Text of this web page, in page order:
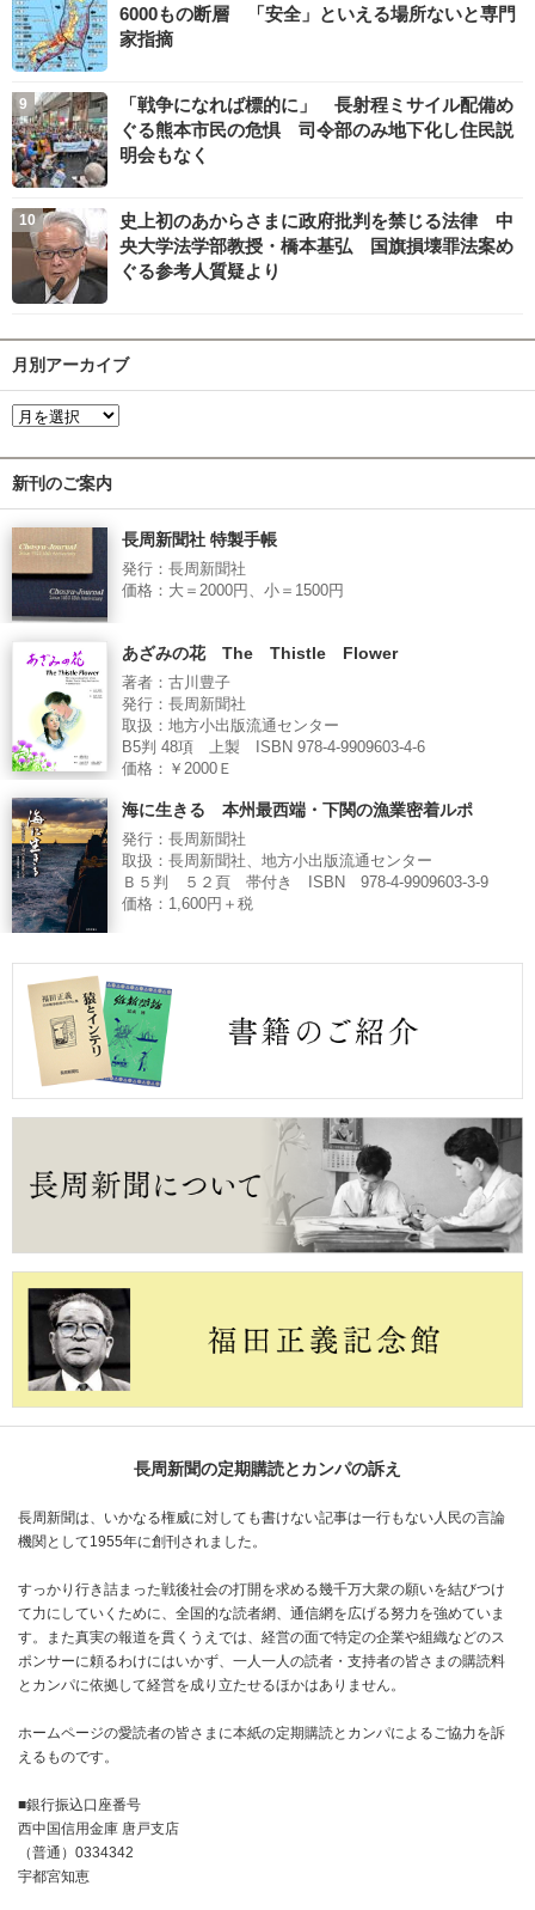
6000もの断層 「安全」といえる場所ないと専門
家指摘
「戦争になれば標的に」 長射程ミサイル配備め
ぐる熊本市民の危惧 司令部のみ地下化し住民説
明会もなく
史上初のあからさまに政府批判を禁じる法律 中
央大学法学部教授・橋本基弘 国旗損壊罪法案め
ぐる参考人質疑より
月別アーカイブ
新刊のご案内
長周新聞社 特製手帳
発行：長周新聞社
価格：大＝2000円、小＝1500円
あざみの花 The Thistle Flower
著者：古川豊子
発行：長周新聞社
取扱：地方小出版流通センター
B5判 48項 上製 ISBN 978-4-9909603-4-6
価格：￥2000Ｅ
海に生きる 本州最西端・下関の漁業密着ルポ
発行：長周新聞社
取扱：長周新聞社、地方小出版流通センター
Ｂ５判 ５２頁 帯付き ISBN 978-4-9909603-3-9
価格：1,600円＋税
長周新聞の定期購読とカンパの訴え
長周新聞は、いかなる権威に対しても書けない記事は一行もない人民の言論
機関として1955年に創刊されました。
すっかり行き詰まった戦後社会の打開を求める幾千万大衆の願いを結びつけ
て力にしていくために、全国的な読者網、通信網を広げる努力を強めていま
す。また真実の報道を貫くうえでは、経営の面で特定の企業や組織などのス
ポンサーに頼るわけにはいかず、一人一人の読者・支持者の皆さまの購読料
とカンパに依拠して経営を成り立たせるほかはありません。
ホームページの愛読者の皆さまに本紙の定期購読とカンパによるご協力を訴
えるものです。
■銀行振込口座番号
西中国信用金庫 唐戸支店
（普通）0334342
宇都宮知恵